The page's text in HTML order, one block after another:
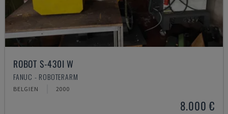
ROBOT S-430I W
FANUC - ROBOTERARM
BELGIEN 2000
8.000 €